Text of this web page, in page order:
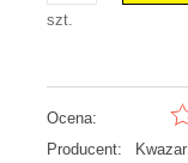
szt.
Ocena:
Producent:
Kwazar